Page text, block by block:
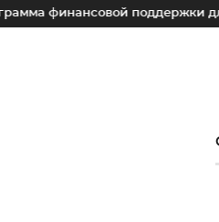
поддержки для малых